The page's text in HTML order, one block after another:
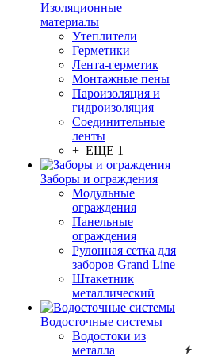
Изоляционные
материалы
Утеплители
Герметики
Лента-герметик
Монтажные пены
Пароизоляция и
гидроизоляция
Соединительные
ленты
+ ЕЩЕ 1
Заборы и ограждения
Модульные
ограждения
Панельные
ограждения
Рулонная сетка для
заборов Grand Line
Штакетник
металлический
Водосточные системы
Водостоки из
металла